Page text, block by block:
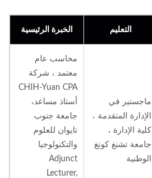
التعليم الخبرة الرئيسية
ماجستير في
الإدارة المتقدمة ،
كلية الإدارة ،
جامعة تشنغ كونغ
الوطنية
محاسب عام
معتمد ، شركة
CHIH-Yuan CPA
أستاذ مساعد،
جامعة جنوب
تايوان للعلوم
والتكنولوجيا
Adjunct
Lecturer,